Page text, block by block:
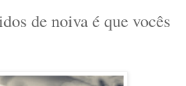
de noiva é que vocês